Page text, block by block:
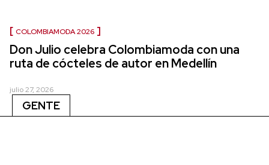
COLOMBIAMODA 2026
Don Julio celebra Colombiamoda con una
ruta de cócteles de autor en Medellín
julio 27, 2026
GENTE